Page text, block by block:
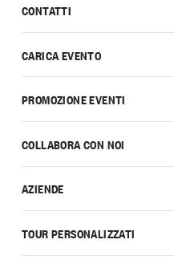
CONTATTI
CARICA EVENTO
PROMOZIONE EVENTI
COLLABORA CON NOI
AZIENDE
TOUR PERSONALIZZATI